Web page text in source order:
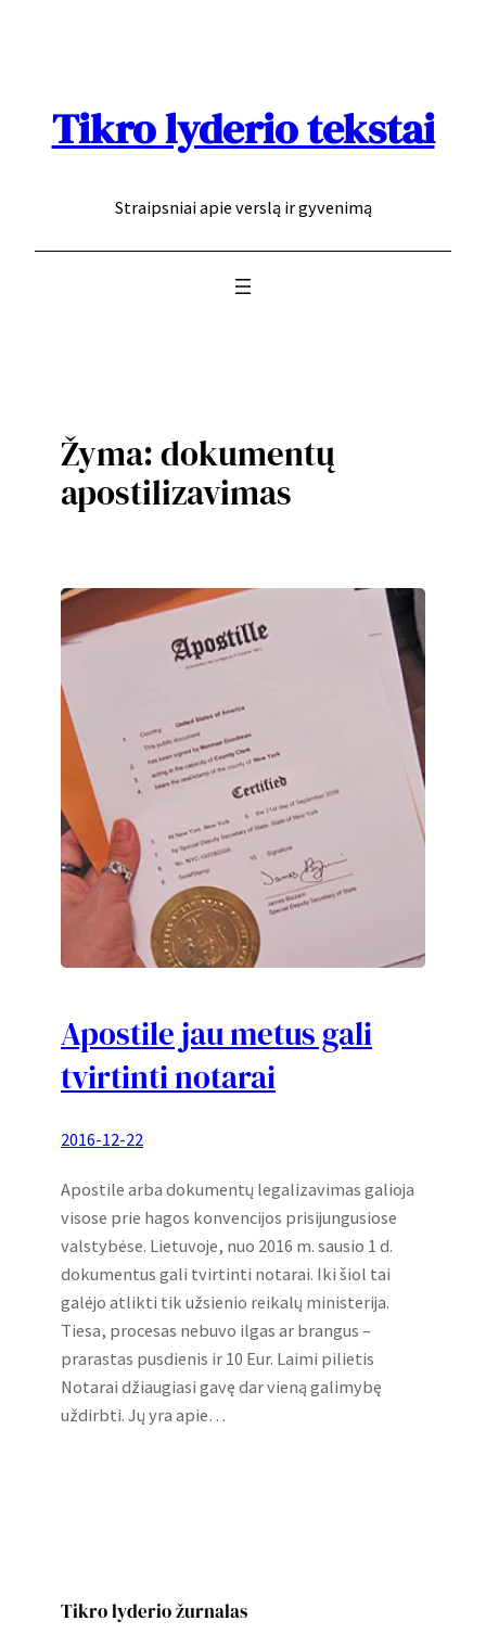
Tikro lyderio tekstai
Straipsniai apie verslą ir gyvenimą
Žyma:dokumentų
apostilizavimas
Apostile jau metus gali
tvirtinti notarai
2016-12-22
Apostile arba dokumentų legalizavimas galioja
visose prie hagos konvencijos prisijungusiose
valstybėse. Lietuvoje, nuo 2016 m. sausio 1 d.
dokumentus gali tvirtinti notarai. Iki šiol tai
galėjo atlikti tik užsienio reikalų ministerija.
Tiesa, procesas nebuvo ilgas ar brangus –
prarastas pusdienis ir 10 Eur. Laimi pilietis
Notarai džiaugiasi gavę dar vieną galimybę
uždirbti. Jų yra apie…
Tikro lyderio žurnalas